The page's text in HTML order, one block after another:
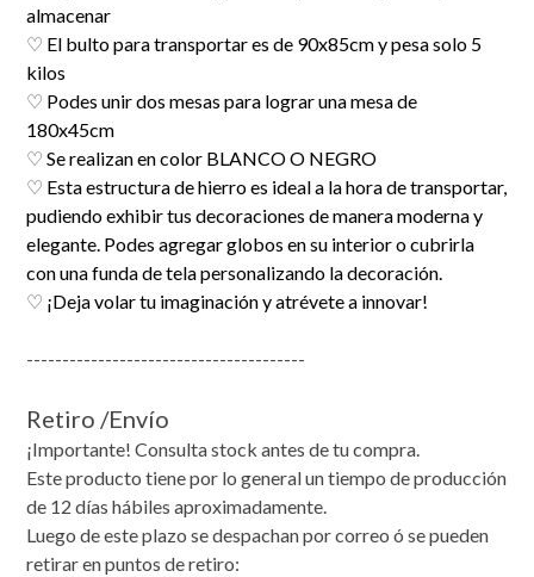
almacenar
♡ El bulto para transportar es de 90x85cm y pesa solo 5
kilos
♡ Podes unir dos mesas para lograr una mesa de
180x45cm
♡Se realizan en color BLANCO O NEGRO
♡ Esta estructura de hierro es ideal a la hora de transportar,
pudiendo exhibir tus decoraciones de manera moderna y
elegante. Podes agregar globos en su interior o cubrirla
con una funda de tela personalizando la decoración.
♡ ¡Deja volar tu imaginación y atrévete a innovar!
---------------------------------------
Retiro /Envío
¡Importante! Consulta stock antes de tu compra.
Este producto tiene por lo general un tiempo de producción
de 12 días hábiles aproximadamente.
Luego de este plazo se despachan por correo ó se pueden
retirar en puntos de retiro: